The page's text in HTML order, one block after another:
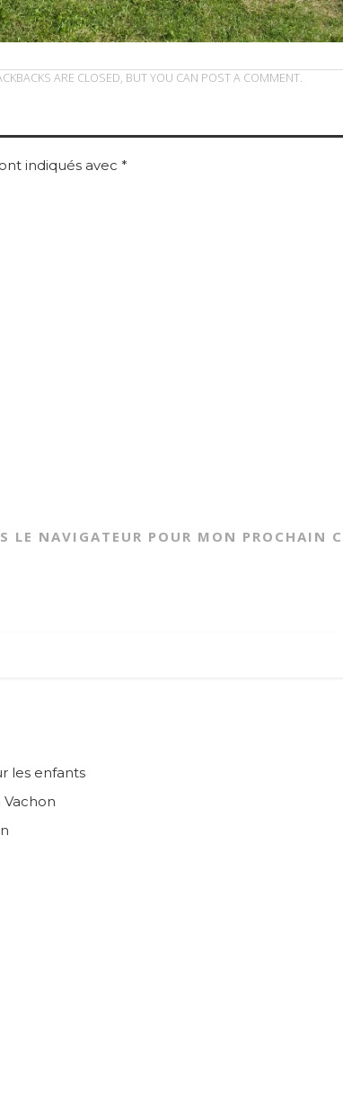
ARE CLOSED, BUT YOU CAN POST A COMMENT.
indiqués avec *
NAVIGATEUR POUR MON PROCHAIN
les enfants